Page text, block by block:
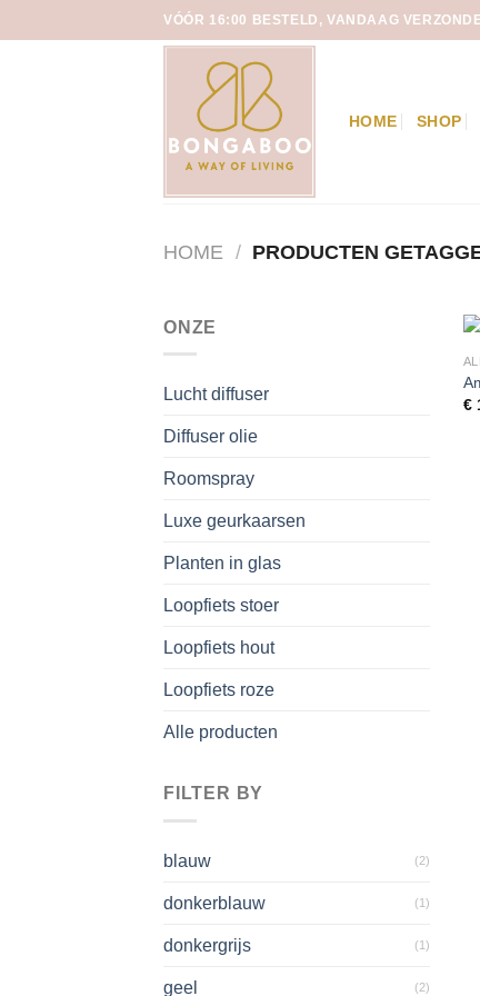
to
VÓÓR 16:00 BESTELD, VANDAAG
HOME SHOP
HOME / PRODUCTEN
ONZE
Lucht diffuser
Diffuser olie
Roomspray
Luxe geurkaarsen
Planten in glas
Loopfiets stoer
Loopfiets hout
Loopfiets roze
Alle producten
FILTER BY
blauw (2)
donkerblauw (1)
donkergrijs (1)
geel (2)
€